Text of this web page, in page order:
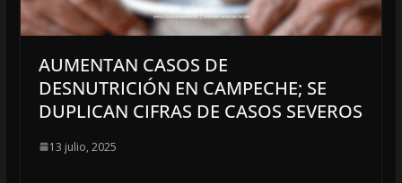
AUMENTAN CASOS DE
DESNUTRICIÓN EN CAMPECHE; SE
DUPLICAN CIFRAS DE CASOS SEVEROS
13 julio, 2025